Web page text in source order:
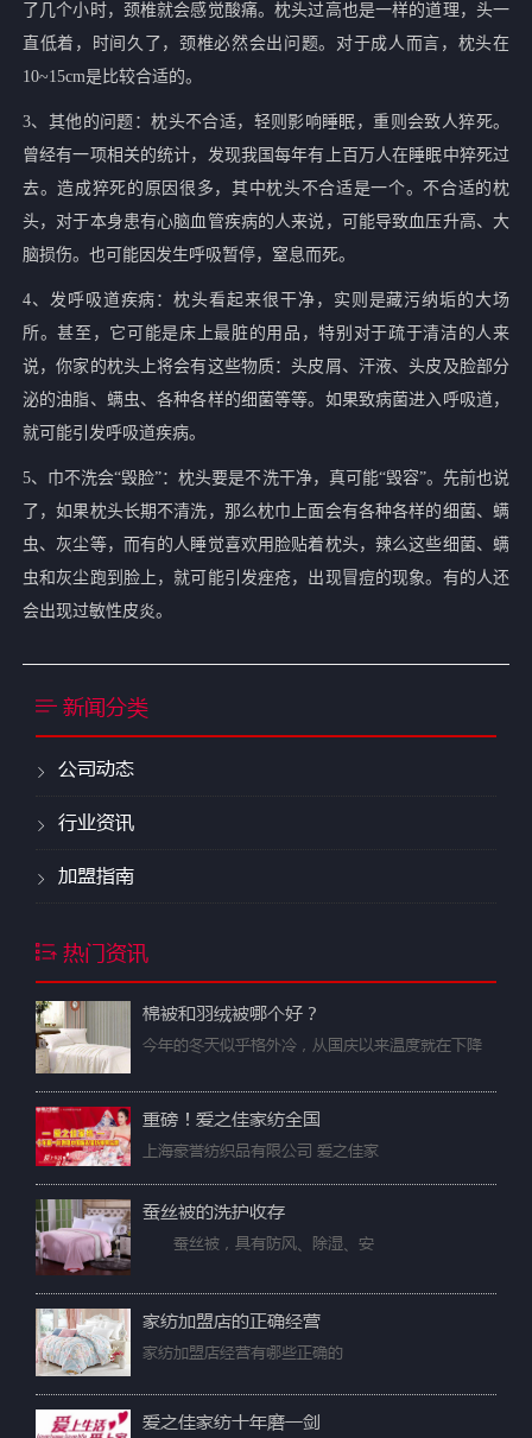
了几个小时，颈椎就会感觉酸痛。枕头过高也是一样的道理，头一
直低着，时间久了，颈椎必然会出问题。对于成人而言，枕头在
10~15cm是比较合适的。
3、其他的问题：枕头不合适，轻则影响睡眠，重则会致人猝死。
曾经有一项相关的统计，发现我国每年有上百万人在睡眠中猝死过
去。造成猝死的原因很多，其中枕头不合适是一个。不合适的枕
头，对于本身患有心脑血管疾病的人来说，可能导致血压升高、大
脑损伤。也可能因发生呼吸暂停，窒息而死。
4、发呼吸道疾病：枕头看起来很干净，实则是藏污纳垢的大场
所。甚至，它可能是床上最脏的用品，特别对于疏于清洁的人来
说，你家的枕头上将会有这些物质：头皮屑、汗液、头皮及脸部分
泌的油脂、螨虫、各种各样的细菌等等。如果致病菌进入呼吸道，
就可能引发呼吸道疾病。
5、巾不洗会“毁脸”：枕头要是不洗干净，真可能“毁容”。先前也说
了，如果枕头长期不清洗，那么枕巾上面会有各种各样的细菌、螨
虫、灰尘等，而有的人睡觉喜欢用脸贴着枕头，辣么这些细菌、螨
虫和灰尘跑到脸上，就可能引发痤疮，出现冒痘的现象。有的人还
会出现过敏性皮炎。
新闻分类
公司动态
行业资讯
加盟指南
热门资讯
棉被和羽绒被哪个好？
今年的冬天似乎格外冷，从国庆以来温度就在下降
重磅！爱之佳家纺全国
上海豪誉纺织品有限公司 爱之佳家
蚕丝被的洗护收存
蚕丝被，具有防风、除湿、安
家纺加盟店的正确经营
家纺加盟店经营有哪些正确的
爱之佳家纺十年磨一剑